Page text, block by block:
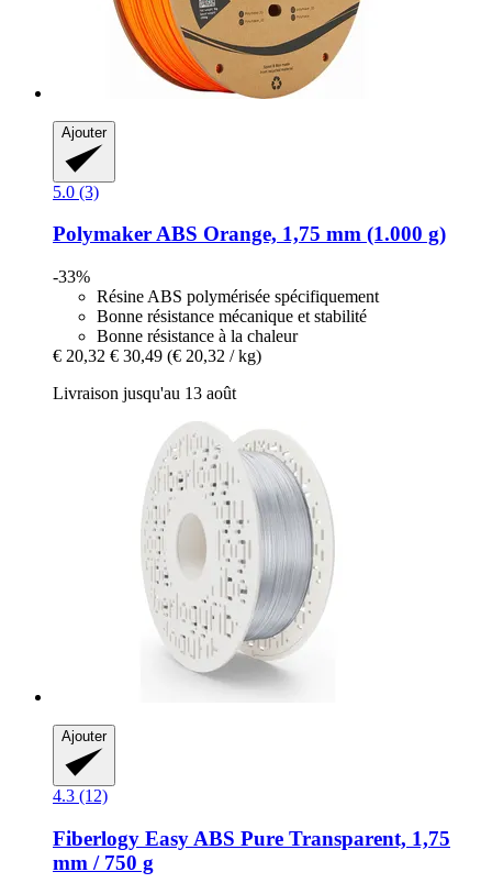
Ajouter
5.0 (3)
PolymakerABS Orange, 1,75 mm (1.000 g)
-33%
Résine ABS polymérisée spécifiquement
Bonne résistance mécanique et stabilité
Bonne résistance à la chaleur
€ 20,32 € 30,49 (€ 20,32 / kg)
Livraison jusqu'au 13 août
Ajouter
4.3 (12)
Fiberlogy Easy ABS Pure Transparent, 1,75
mm / 750 g